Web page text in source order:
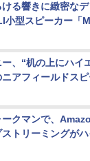
ける響きに緻密な
小型スピーカー「
ー、“机の上にハイ
ニアフィールドス
ークマンで、
ストリーミングが